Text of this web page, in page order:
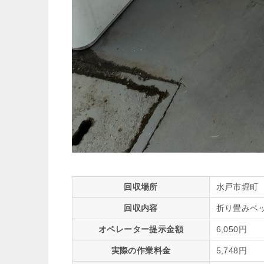
回収場所 水戸市堀町
回収内容 折り畳みベ
オペレーター提示金額 6,050円
実際の作業料金 5,748円